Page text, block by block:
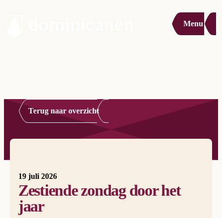
Menu
Terug naar overzicht
19 juli 2026
Zestiende zondag door het
jaar